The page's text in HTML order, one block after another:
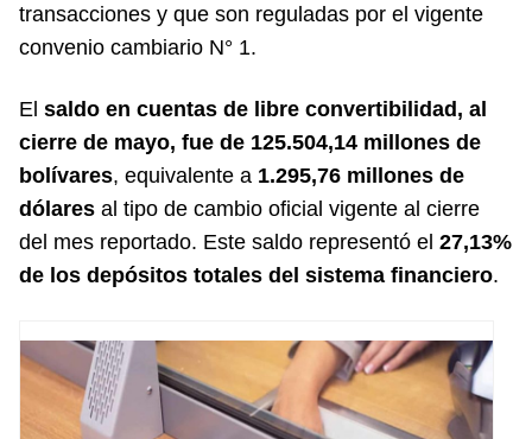
transacciones y que son reguladas por el vigente
convenio cambiario N° 1.
El saldo en cuentas de libre convertibilidad, al
cierre de mayo, fue de 125.504,14 millones de
bolívares, equivalente a 1.295,76 millones de
dólares al tipo de cambio oficial vigente al cierre
del mes reportado. Este saldo representó el 27,13%
de los depósitos totales del sistema financiero.